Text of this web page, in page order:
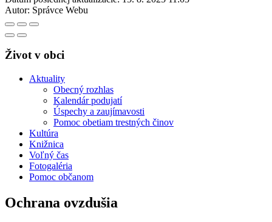
Autor: Správce Webu
Život v obci
Aktuality
Obecný rozhlas
Kalendár podujatí
Úspechy a zaujímavosti
Pomoc obetiam trestných činov
Kultúra
Knižnica
Voľný čas
Fotogaléria
Pomoc občanom
Ochrana ovzdušia